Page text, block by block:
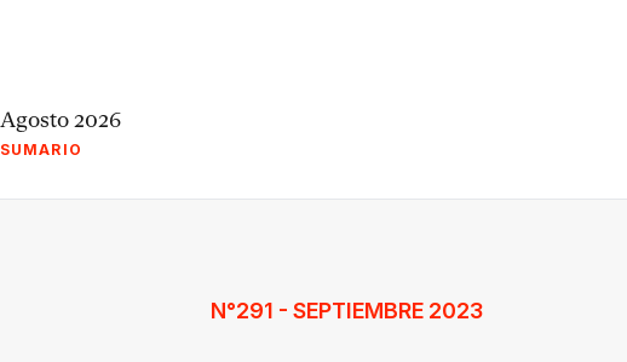
Agosto 2026
SUMARIO
N°291 - SEPTIEMBRE 2023